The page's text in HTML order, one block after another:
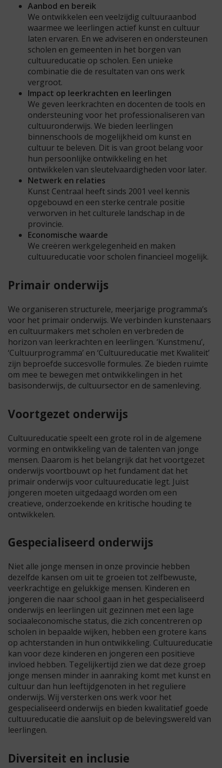
Aanbod en bereik
We ontwikkelen een veelzijdig cultuuraanbod
waarmee we leerlingen actief kunst en cultuur
laten ervaren. En we adviseren en ondersteunen
scholen en gemeenten in het borgen van
cultuureducatie op scholen. Een unieke
combinatie die de resultaten van ons werk
vergroot.
Impact op leerkrachten en leerlingen
We geven leerkrachten en docenten de tools en
ondersteuning voor het professionaliseren van
cultuuronderwijs. We bieden leerlingen
binnenschools de mogelijkheid om kunst en
cultuur te beleven. Dit is van groot belang voor
hun persoonlijke ontwikkeling en het
ontwikkelen van sleutelvaardigheden voor later.
Netwerk en relaties
Kunst Centraal heeft sinds 2001 veel kennis
opgebouwd en een sterke centrale positie
verworven in het culturele landschap in de
provincie.
Economische waarde
We creëren werkgelegenheid en maken
cultuureducatie voor scholen financieel mogelijk.
Primair onderwijs
We organiseren structurele, meerjarige programma’s
voor het primair onderwijs. We verbinden kunstenaars
en cultuurmakers met scholen en verbreden de
horizon van leerkrachten en leerlingen. ‘Kunstmenu’,
‘Cultuurprogramma’ en ‘Cultuureducatie met Kwaliteit’
zijn beproefde succesvolle formules. Ze bieden ruimte
om mee te bewegen met ontwikkelingen in het
basisonderwijs, de cultuursector en de samenleving.
Voortgezet onderwijs
Cultuureducatie speelt een grote rol in de algemene
vorming en ontwikkeling van de talenten van jonge
mensen. Daarom is het belangrijk dat het voortgezet
onderwijs voortbouwt op het fundament dat het
primair onderwijs voor cultuureducatie legt. Juist
jongeren moeten uitgedaagd worden om een
creatieve, onderzoekende en kritische houding te
ontwikkelen.
Gespecialiseerd onderwijs
Niet alle jonge mensen in onze provincie hebben
dezelfde kansen om uit te groeien tot zelfbewuste,
veerkrachtige en gelukkige mensen. Kinderen en
jongeren die naar school gaan in het gespecialiseerd
onderwijs en leerlingen uit gezinnen met een lage
sociaaleconomische status, die zich concentreren op
scholen in bepaalde wijken, hebben een grotere kans
op achterstanden in hun ontwikkeling. Cultuureducatie
kan voor deze kinderen en jongeren een positieve
invloed hebben. Tegelijkertijd zien we dat deze groep
jonge mensen minder in aanraking komt met kunst en
cultuur dan hun leeftijdgenoten in het reguliere
onderwijs. Wij versterken ons werk voor het
gespecialiseerd onderwijs en bieden kwalitatief goede
cultuureducatie die aansluit op de belevingswereld van
leerlingen.
Diversiteit en inclusie